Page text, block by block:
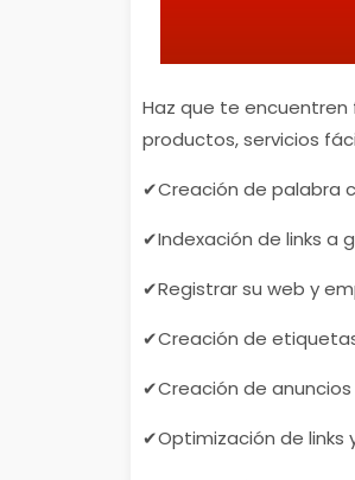
Haz que te
productos, servicios
✔Creación de palabra
✔Indexación de links a
✔Registrar su web y
✔Creación de
✔Creación de anuncios
✔Optimización de links